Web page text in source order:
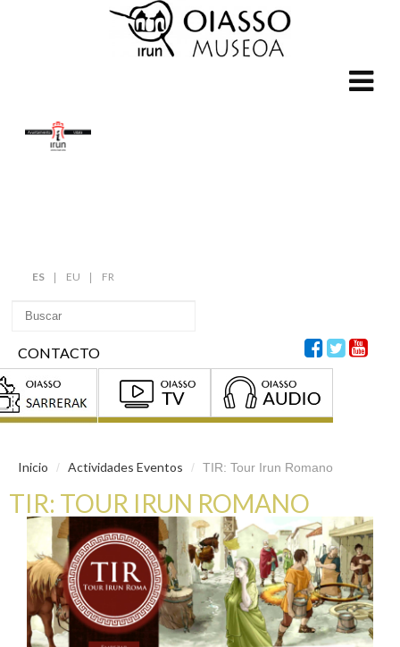
ES EU FR
CONTACTO
Inicio / Actividades Eventos / TIR: Tour Irun Romano
TIR: TOUR IRUN ROMANO